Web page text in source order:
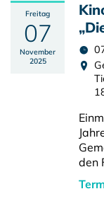
Freitag
07
November
2025
den